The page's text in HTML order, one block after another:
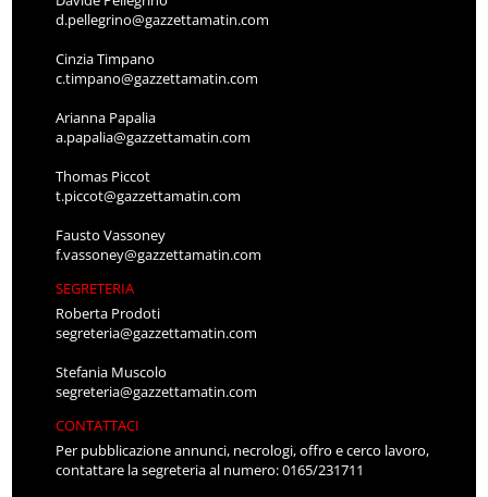
d.pellegrino@gazzettamatin.com
Cinzia Timpano
c.timpano@gazzettamatin.com
Arianna Papalia
a.papalia@gazzettamatin.com
Thomas Piccot
t.piccot@gazzettamatin.com
Fausto Vassoney
f.vassoney@gazzettamatin.com
SEGRETERIA
Roberta Prodoti
segreteria@gazzettamatin.com
Stefania Muscolo
segreteria@gazzettamatin.com
CONTATTACI
Per pubblicazione annunci, necrologi, offro e cerco lavoro,
contattare la segreteria al numero: 0165/231711